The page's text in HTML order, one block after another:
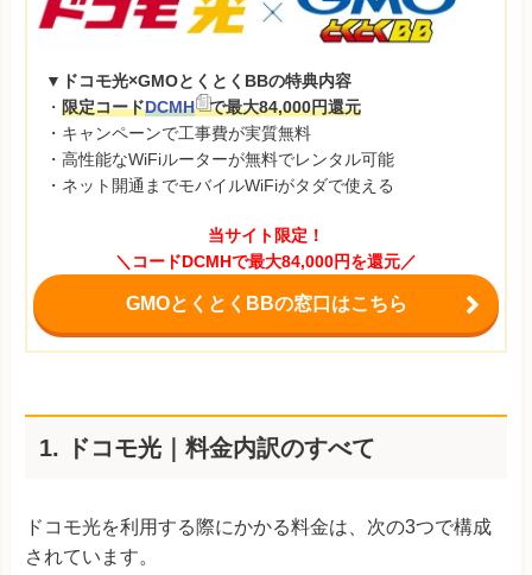
▼ドコモ光×GMOとくとくBBの特典内容
・ 限定コードDCMH
で最大84,000円還元
・キャンペーンで工事費が実質無料
・高性能なWiFiルーターが無料でレンタル可能
・ネット開通までモバイルWiFiがタダで使える
当サイト限定！
＼コードDCMHで最大84,000円を還元／
GMOとくとくBBの窓口はこちら
1. ドコモ光｜料金内訳のすべて
ドコモ光を利用する際にかかる料金は、次の3つで構成
されています。